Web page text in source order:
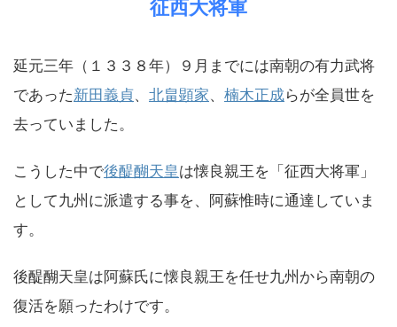
征西大将軍
延元三年（１３３８年）９月までには南朝の有力武将
であった新田義貞、 北畠顕家、 楠木正成らが全員世を
去っていました。
こうした中で後醍醐天皇は懐良親王を「征西大将軍」
として九州に派遣する事を、阿蘇惟時に通達していま
す。
後醍醐天皇は阿蘇氏に懐良親王を任せ九州から南朝の
復活を願ったわけです。